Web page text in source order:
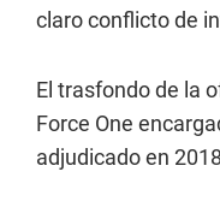
claro conflicto de
El trasfondo de la
Force One
adjudicado en